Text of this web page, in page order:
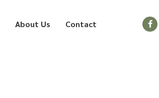
About Us Contact